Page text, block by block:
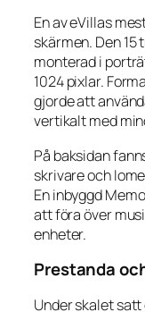
En av eVillas
skärmen. Den
monterad i
1024 pixlar.
gjorde att
vertikalt med
På baksidan
skrivare och
En inbyggd
att föra över
enheter.
Prestanda
Under skalet